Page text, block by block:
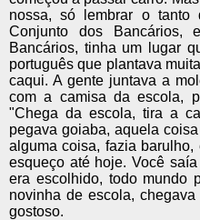
nossa, só lembrar o
Conjunto dos
Bancários, tinha um lugar
português que plantava
caqui. A gente juntava a
com a camisa da escola,
"Chega da escola, tira a
pegava goiaba, aquela
alguma coisa, fazia
esqueço até hoje. Você
era escolhido, todo mundo
novinha de escola,
gostoso.